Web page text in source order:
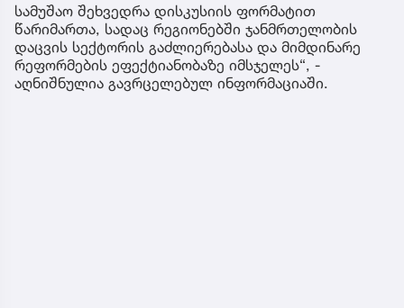
სამუშაო შეხვედრა დისკუსიის ფორმატით
წარიმართა, სადაც რეგიონებში ჯანმრთელობის
დაცვის სექტორის გაძლიერებასა და მიმდინარე
რეფორმების ეფექტიანობაზე იმსჯელეს“, -
აღნიშნულია გავრცელებულ ინფორმაციაში.